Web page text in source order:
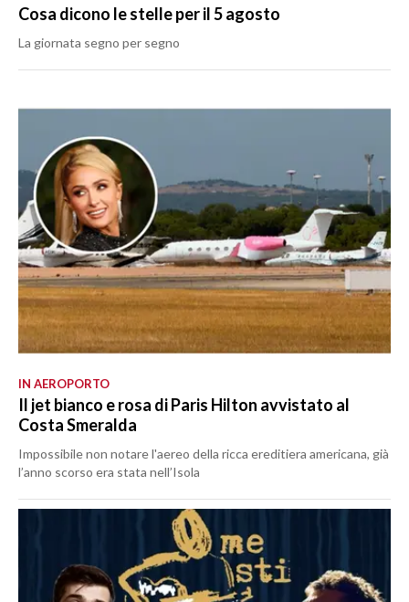
Cosa dicono le stelle per il 5 agosto
La giornata segno per segno
IN AEROPORTO
Il jet bianco e rosa di Paris Hilton avvistato al
Costa Smeralda
Impossibile non notare l'aereo della ricca ereditiera americana, già
l’anno scorso era stata nell’Isola